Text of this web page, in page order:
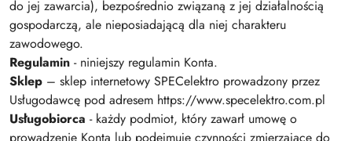
do jej zawarcia), bezpośrednio związaną z jej działalnością
gospodarczą, ale nieposiadającą dla niej charakteru
zawodowego.
Regulamin - niniejszy regulamin Konta.
Sklep – sklep internetowy SPECelektro prowadzony przez
Usługodawcę pod adresem https://www.specelektro.com.pl
Usługobiorca - każdy podmiot, który zawarł umowę o